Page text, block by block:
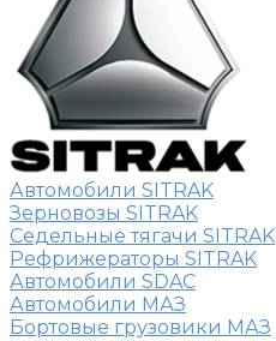
Автомобили SITRAK
Зерновозы SITRAK
Седельные тягачи SITRAK
Рефрижераторы SITRAK
Автомобили SDAC
Автомобили МАЗ
Бортовые грузовики МАЗ